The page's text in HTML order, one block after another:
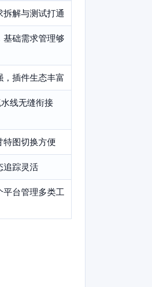
解与测试打通
基础需求管理够
，插件生态丰富
线无缝衔接
特图切换方便
追踪灵活
台管理多类工